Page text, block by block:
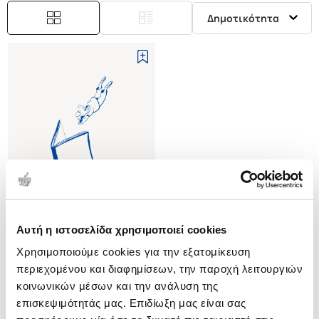
Αυτή η ιστοσελίδα χρησιμοποιεί cookies
Χρησιμοποιούμε cookies για την εξατομίκευση
περιεχομένου και διαφημίσεων, την παροχή λειτουργιών
κοινωνικών μέσων και την ανάλυση της
επισκεψιμότητάς μας. Επιδίωξη μας είναι σας
Δημοτικότητα
(0)
ΤΟ ΑΔΙΕΞΟΔΟ
HAGEMANN MARIE
Κωδ. Πολιτείας:3330-0254